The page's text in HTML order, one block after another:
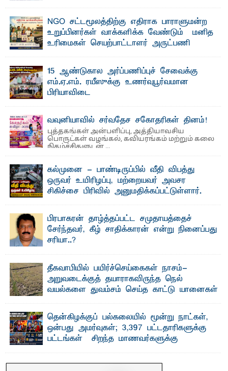
NGO சட்டமூலத்திற்கு எதிராக பாராளுமன்ற
உறுப்பினர்கள் வாக்களிக்க வேண்டும் – மனித
உரிமைகள் செயற்பாட்டாளர் அருட்பணி
ஜே. எப். காமிலா பேகம்- இ லங்கை அரசாங்கம் அரசுசாரா
அமைப்புகள் (NGO) தொடர்பான புதிய சட்டமூலத்தை ...
15 ஆண்டுகால அர்ப்பணிப்புச் சேவைக்கு
எம்.ஏ.எம். ரயீஸுக்கு உணர்வுபூர்வமான
பிரியாவிடை
வவுனியாவில் சர்வதேச சகோதரிகள் தினம்!
புத்தகங்கள் அன்பளிப்பு, அத்தியாவசிய
பொருட்கள் வழங்கல், கவியரங்கம் மற்றும் கலை
நிகழ்ச்சிகளுடன் ...
கல்முனை - பாண்டிருப்பில் வீதி விபத்து
ஒருவர் உயிரிழப்பு, மற்றையவர் அவசர
சிகிச்சை பிரிவில் அனுமதிக்கப்பட்டுள்ளார்.
பாண்டிருப்பு ...பிரபாகரன் தாழ்த்தப்பட்ட சமுதாயத்தைச்
சேர்ந்தவர், கீழ் சாதிக்காரன் என்று நினைப்பது
சரியா..?
தீகவாபியில் பயிர்ச்செய்கைகள் நாசம்-
அறுவடைக்குத் தயாராகவிருந்த நெல்
வயல்களை துவம்சம் செய்த காட்டு யானைகள்
காணப்பட்ட பல ...தென்கிழக்குப் பல்கலையில் மூன்று நாட்கள்,
ஒன்பது அமர்வுகள்; 3,397 பட்டதாரிகளுக்கு
பட்டங்கள் – சிறந்த மாணவர்களுக்கு
மற்றும் சிறப்புப் பரிசுகள்